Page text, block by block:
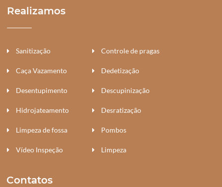
Realizamos
Sanitização
Caça Vazamento
Desentupimento
Hidrojateamento
Limpeza de fossa
Vídeo Inspeção
Controle de pragas
Dedetização
Descupinização
Desratização
Pombos
Limpeza
Contatos